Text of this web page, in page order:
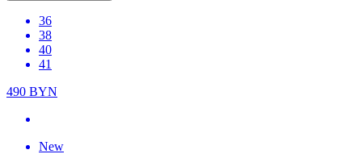
36
38
40
41
490 BYN
New